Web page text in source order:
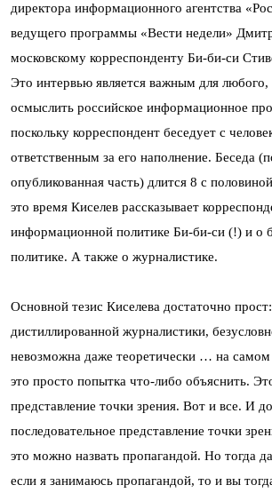
директора информационного агентства
ведущего программы «Вести недели»
московскому корреспонденту Би-би-си
Это интервью является важным для любого,
осмыслить российское информационное
поскольку корреспондент беседует с
ответственным за его наполнение. Беседа
опубликованная часть) длится 8 с
это время Киселев рассказывает
информационной политике Би-би-си (!) и о
политике. А также о журналистике.
Основной тезис Киселева достаточно
дистиллированной журналистики,
невозможна даже теоретически … на самом
это просто попытка что-либо объяснить.
представление точки зрения. Вот и все. И
последовательное представление точки
это можно назвать пропагандой. Но тогда
если я занимаюсь пропагандой, то и вы